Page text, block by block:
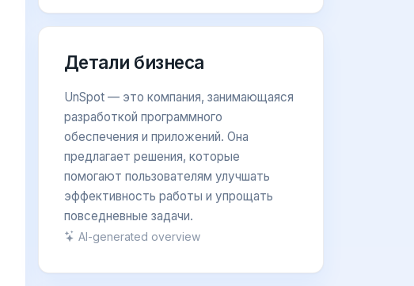
Детали бизнеса
UnSpot — это компания, занимающаяся
разработкой программного
обеспечения и приложений. Она
предлагает решения, которые
помогают пользователям улучшать
эффективность работы и упрощать
повседневные задачи.
AI-generated overview